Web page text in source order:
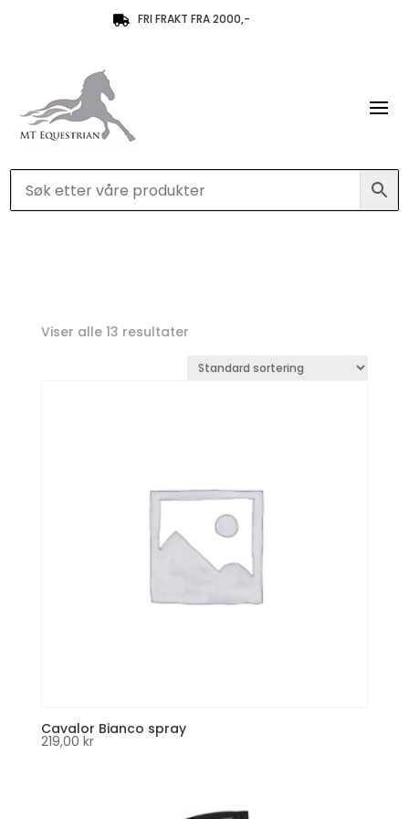
 FRI FRAKT FRA 2000,-
Viser alle 13 resultater
Cavalor Bianco spray
219,00 kr